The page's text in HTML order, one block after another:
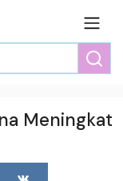
Meningkat